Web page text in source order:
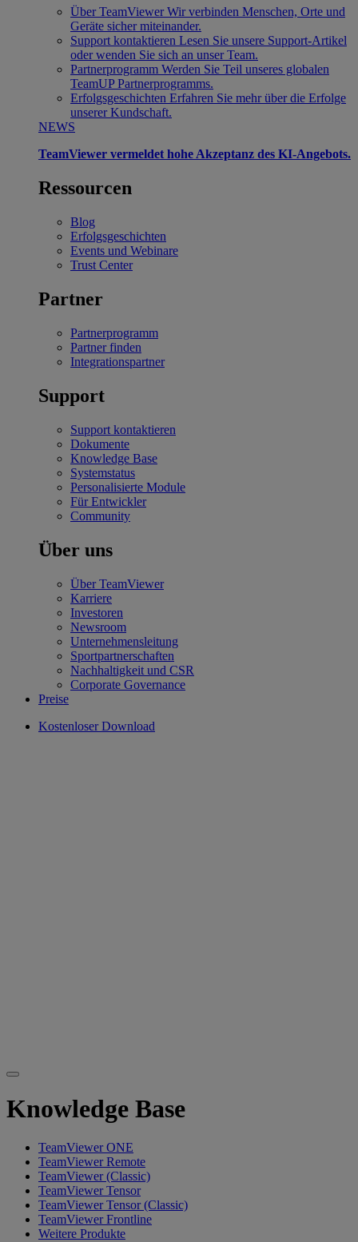
Über TeamViewer Wir verbinden Menschen, Orte und
Geräte sicher miteinander.
Support kontaktieren Lesen Sie unsere Support-Artikel
oder wenden Sie sich an unser Team.
Partnerprogramm Werden Sie Teil unseres globalen
TeamUP Partnerprogramms.
Erfolgsgeschichten Erfahren Sie mehr über die Erfolge
unserer Kundschaft.
NEWS
TeamViewer vermeldet hohe Akzeptanz des KI-Angebots.
Ressourcen
Blog
Erfolgsgeschichten
Events und Webinare
Trust Center
Partner
Partnerprogramm
Partner finden
Integrationspartner
Support
Support kontaktieren
Dokumente
Knowledge Base
Systemstatus
Personalisierte Module
Für Entwickler
Community
Über uns
Über TeamViewer
Karriere
Investoren
Newsroom
Unternehmensleitung
Sportpartnerschaften
Nachhaltigkeit und CSR
Corporate Governance
Preise
Kostenloser Download
Knowledge Base
TeamViewer ONE
TeamViewer Remote
TeamViewer (Classic)
TeamViewer Tensor
TeamViewer Tensor (Classic)
TeamViewer Frontline
Weitere Produkte